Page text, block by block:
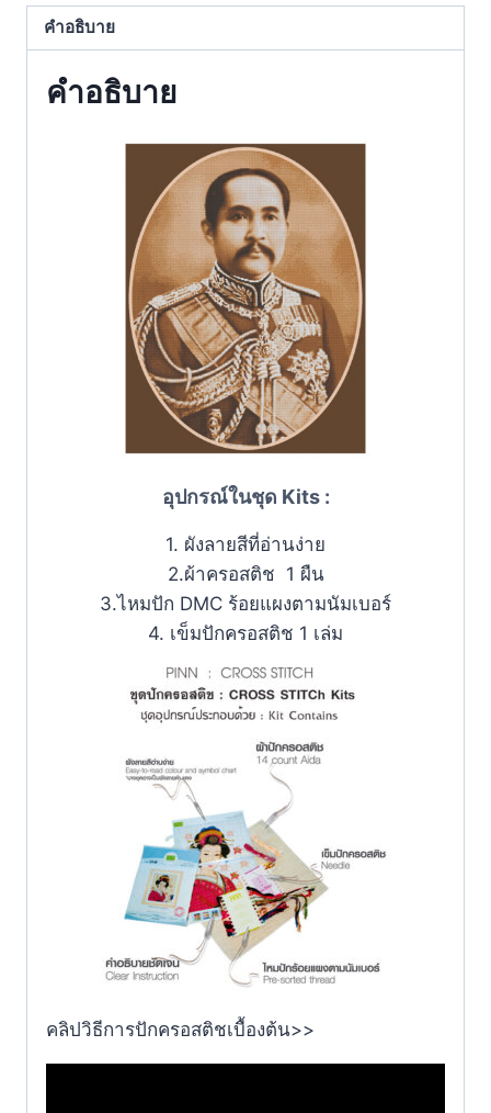
คำอธิบาย
คำอธิบาย
อุปกรณ์ในชุด Kits :
1. ผังลายสีที่อ่านง่าย
2.ผ้าครอสติช 1 ผืน
3.ไหมปัก DMC ร้อยแผงตามนัมเบอร์
4. เข็มปักครอสติช 1 เล่ม
คลิปวิธีการปักครอสติชเบื้องต้น>>